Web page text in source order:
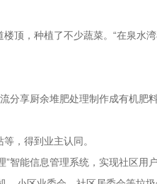
顶，种植了不少蔬菜。“在泉水
享厨余堆肥处理制作成有机肥
，得到业主认同。
能信息管理系统，实现社区用